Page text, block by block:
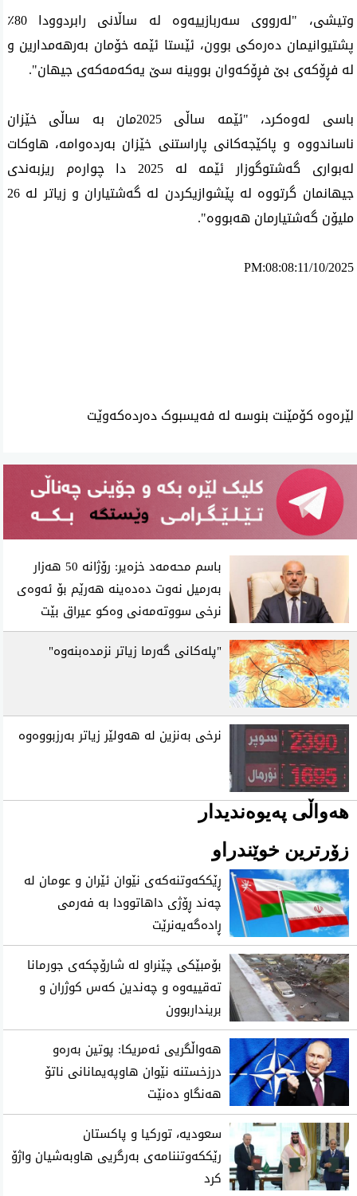
وتیشی، "لەرووی سەربازییەوە لە ساڵانی رابردوودا 80٪
پشتیوانیمان دەرەکی بوون، ئێستا ئێمە خۆمان بەرهەمدارین و
لە فڕۆکەی بێ فڕۆکەوان بووینە سێ یەکەمەکەی جیهان".
باسی لەوەکرد، "ئێمە ساڵی 2025مان بە ساڵی خێزان
ناساندووە و پاکێجەکانی پاراستنی خێزان بەردەوامە، هاوکات
لەبواری گەشتوگوزار ئێمە لە 2025 دا چوارەم ریزبەندی
جیهانمان گرتووە لە پێشوازیکردن لە گەشتیاران و زیاتر لە 26
ملیۆن گەشتیارمان هەبووە".
PM:08:08:11/10/2025
لێرەوە کۆمێنت بنوسە لە فەیسبوک دەردەکەوێت
باسم محه‌مه‌د خزه‌یر: رۆژانه‌ 50 هه‌زار
به‌رمیل نه‌وت ده‌ده‌ینه‌ هه‌رێم بۆ ئه‌وه‌ی
نرخی سووته‌مه‌نی وه‌كو عیراق بێت
"پله‌كانی‌ گه‌رما زیاتر نزمده‌بنه‌وه‌"
نرخی‌ به‌نزین له‌ هه‌ولێر زیاتر به‌رزبووه‌وه‌
هەواڵی پەیوەندیدار
زۆرترین خوێندراو
ڕێککەوتنەکەی نێوان ئێران و عومان لە
چەند ڕۆژی داهاتوودا بە فەرمی
ڕادەگەیەنرێت
بۆمبێکی چێنراو لە شارۆچکەی جورمانا
تەقییەوە و چەندین کەس کوژران و
برینداربوون
هەواڵگریی ئەمریکا: پوتین بەرەو
درزخستنە نێوان هاوپەیمانانی ناتۆ
هەنگاو دەنێت
سعودیه‌، توركیا و پاكستان
رێككه‌وتننامه‌ی به‌رگریی هاوبه‌شیان واژۆ
كرد